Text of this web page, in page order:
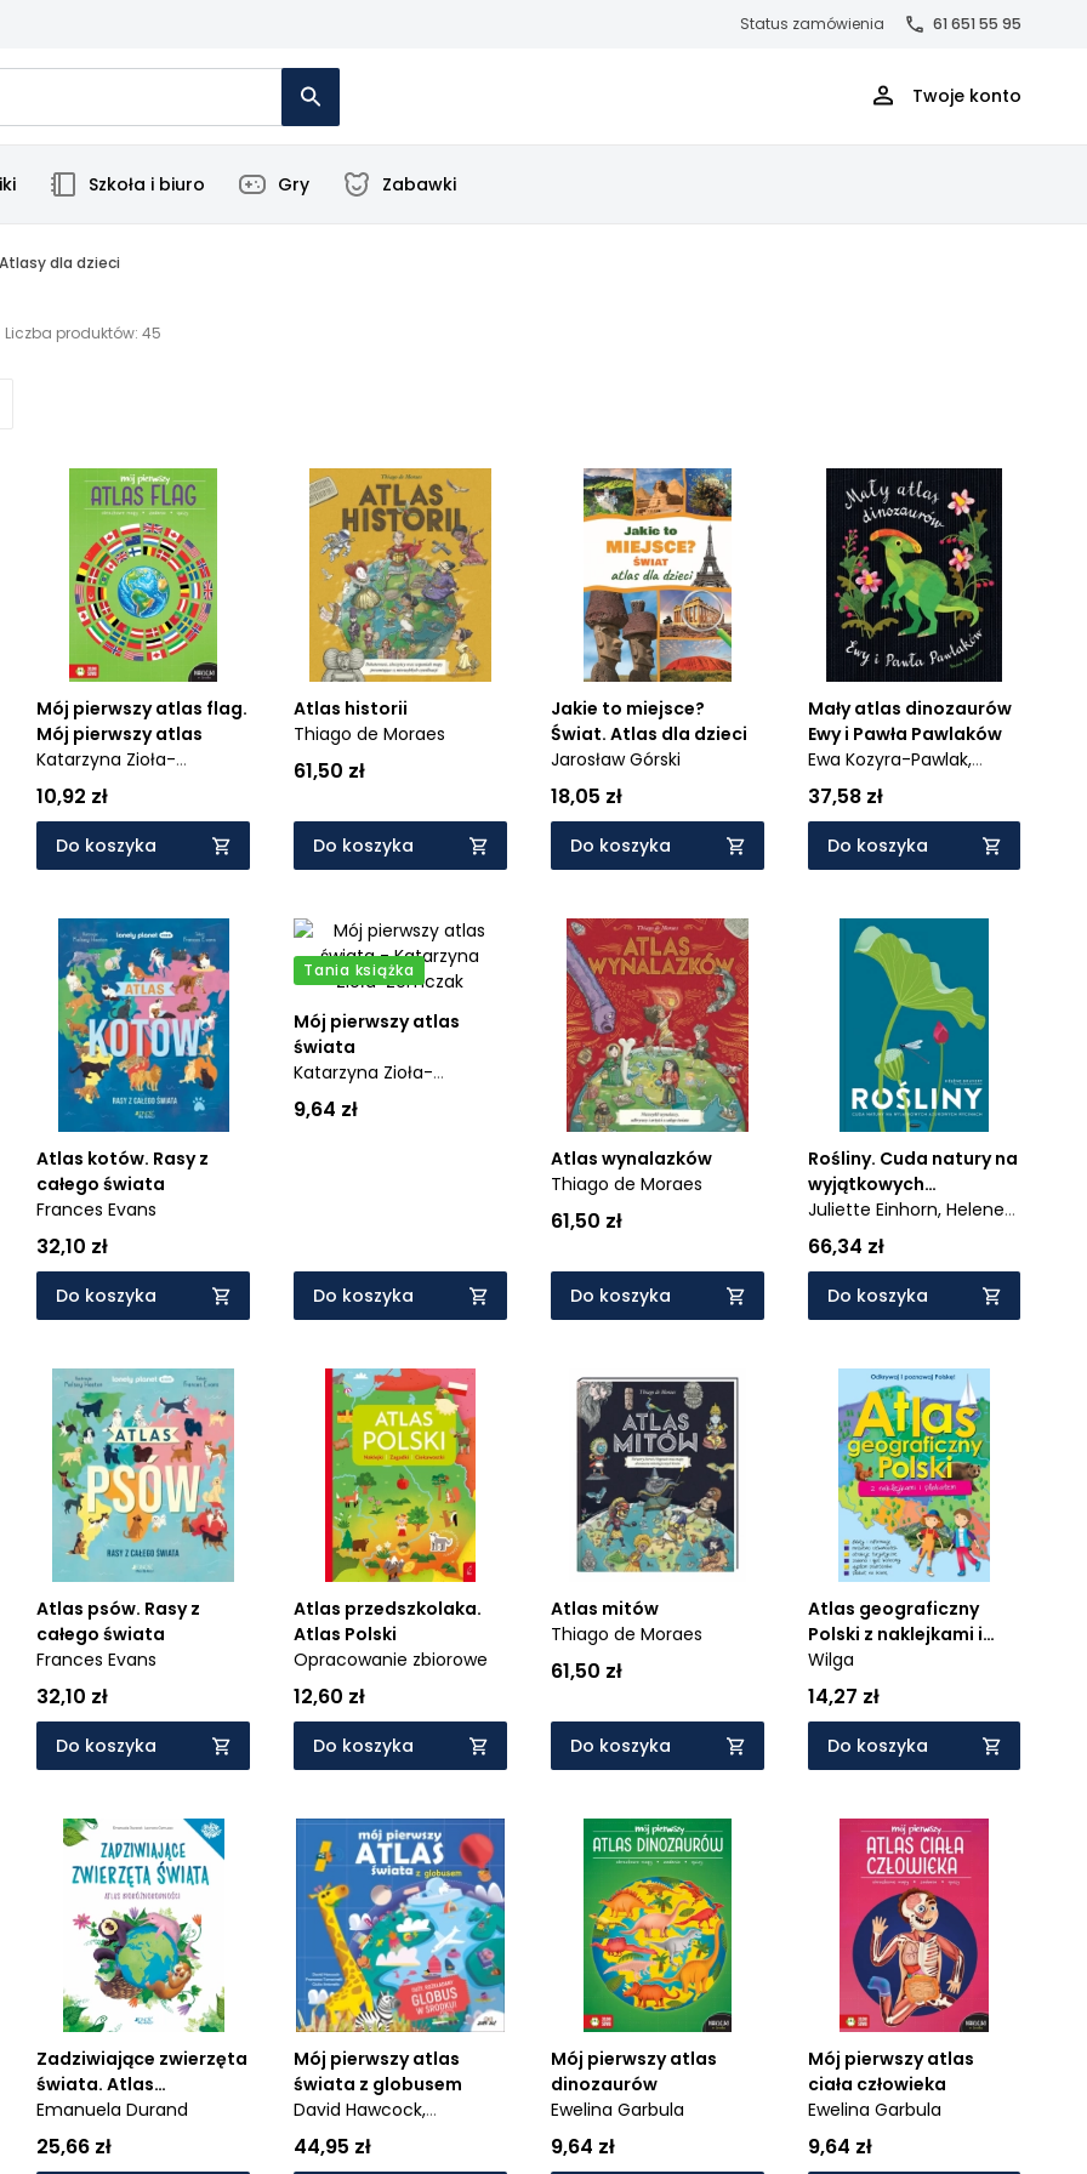
Status zamówienia 61 651 55 95
Twoje konto
Szkoła i biuro Gry Zabawki
dla dzieci
Liczba produktów: 45
Mój pierwszy atlas flag.
Mój pierwszy atlas
Katarzyna Zioła-
Zemczak
10,92 zł
Do koszyka
Atlas historii
Thiago de Moraes
61,50 zł
Do koszyka
Jakie to miejsce?
Świat. Atlas dla dzieci
Jarosław Górski
18,05 zł
Do koszyka
Mały atlas dinozaurów
Ewy i Pawła Pawlaków
Ewa Kozyra-Pawlak,
Paweł Pawlak
37,58 zł
Do koszyka
Atlas kotów. Rasy z
całego świata
Frances Evans
32,10 zł
Do koszyka
Tania książka
Mój pierwszy atlas
świata
Katarzyna Zioła-
Zemczak
9,64 zł
Do koszyka
Atlas wynalazków
Thiago de Moraes
61,50 zł
Do koszyka
Rośliny. Cuda natury na
wyjątkowych
ażurowych rycinach
Juliette Einhorn, Helene
Druvert
66,34 zł
Do koszyka
Atlas psów. Rasy z
całego świata
Frances Evans
32,10 zł
Do koszyka
Atlas przedszkolaka.
Atlas Polski
Opracowanie zbiorowe
12,60 zł
Do koszyka
Atlas mitów
Thiago de Moraes
61,50 zł
Do koszyka
Atlas geograficzny
Polski z naklejkami i
plakatem
Wilga
14,27 zł
Do koszyka
Zadziwiające zwierzęta
świata. Atlas
bioróżnorodności
Emanuela Durand
25,66 zł
Mój pierwszy atlas
świata z globusem
David Hawcock,
Francesco Tomasinelli,
Giulia Antonello
44,95 zł
Mój pierwszy atlas
dinozaurów
Ewelina Garbula
9,64 zł
Mój pierwszy atlas
ciała człowieka
Ewelina Garbula
9,64 zł